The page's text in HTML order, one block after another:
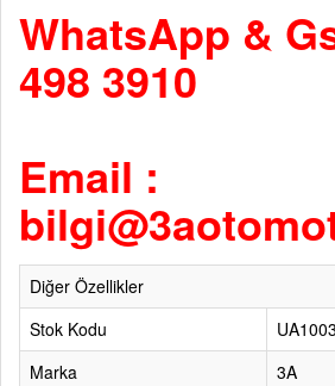
WhatsApp &
498 3910
Email :
Diğer Özellikler
Stok Kodu
Marka
3A